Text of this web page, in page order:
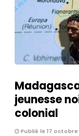
jeunesse
colonial
Publié le 17 octobre